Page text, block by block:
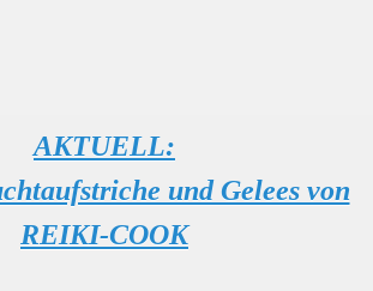
AKTUELL:
und Gelees von
REIKI-COOK